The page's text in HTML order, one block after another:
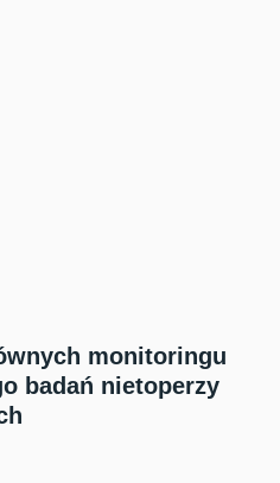
monitoringu
badań nietoperzy